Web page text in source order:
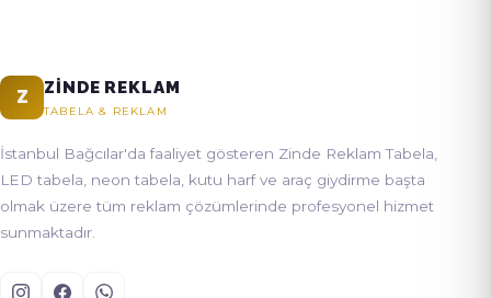
Z ZINDE REKLAM
TABELA & REKLAM
İstanbul Bağcılar'da faaliyet gösteren Zinde Reklam Tabela,
LED tabela, neon tabela, kutu harf ve araç giydirme başta
olmak üzere tüm reklam çözümlerinde profesyonel hizmet
sunmaktadır.